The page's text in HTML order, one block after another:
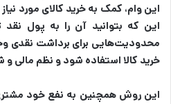
این وام، کمک به خرید کالای مورد
این که بتوانید آن را به پول
محدودیت‌هایی برای برداشت نقدی
خرید کالا استفاده شود و نظم مالی
این روش همچنین به نفع خود